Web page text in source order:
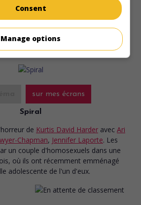
endroits époustouflants.
sur mes écrans
Spiral
de Kurtis David Harder avec Ari
Chapman, Jennifer Laporte. Les
un couple d'homosexuels dans une
où ils ont récemment emménagé
adolescente de l'un d'eux.
Consent
Manage options